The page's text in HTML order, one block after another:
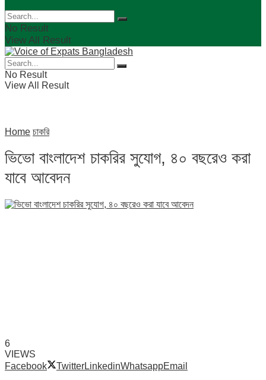
No Result
View All Result
No Result
View All Result
Home চাকরি
ভিভো বাংলাদেশ চাকরির সুযোগ, ৪০ বছরেও করা
যাবে আবেদন
6
VIEWS
Facebook
TwitterLinkedinWhatsappEmail